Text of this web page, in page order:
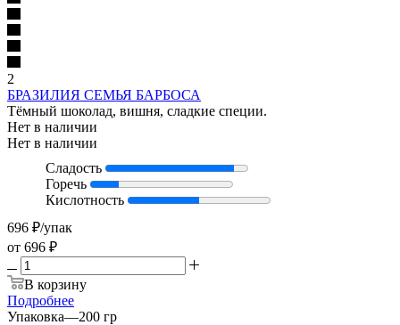
2
БРАЗИЛИЯ СЕМЬЯ БАРБОСА
Тёмный шоколад, вишня, сладкие специи.
Нет в наличии
Нет в наличии
Сладость
Горечь
Кислотность
696 ₽/упак
от 696 ₽
В корзину
Подробнее
Упаковка—200 гр